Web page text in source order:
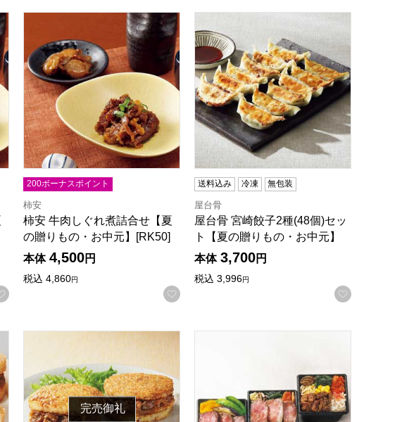
贈りもの・お中元】[RK30]
お気に入りに登録する
柿安 牛肉しぐれ煮詰合せ【夏の贈りもの・お中元】[RK50]
200ボーナスポイント
柿安
柿安 牛肉しぐれ煮詰合せ【夏
の贈りもの・お中元】[RK50]
本体 4,500円
税込 4,860円
お気に入りに登録する
屋台骨 宮崎餃子2種(48個)セット【夏の
送料込み 冷凍 無包装
屋台骨
屋台骨 宮崎餃子2種(48個)セッ
ト【夏の贈りもの・お中元】
本体 3,700円
税込 3,996円
お気に入
8AE]
【夏の贈りもの・お中元】
叙々苑 和牛焼肉ライスバーガー特製6個セット【夏の贈りもの・お中元】
完売御礼